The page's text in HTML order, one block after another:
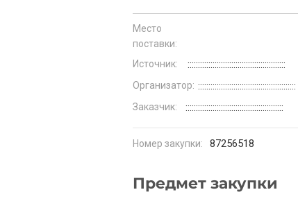
Место
поставки:
Источник:
:::::::::::::::::::::::::::::::::::::::::::::::
Организатор: :::::::::::::::::::::::::::::::::::::::::::::::
Заказчик: :::::::::::::::::::::::::::::::::::::::::::::::
Номер закупки: 87256518
Предмет закупки